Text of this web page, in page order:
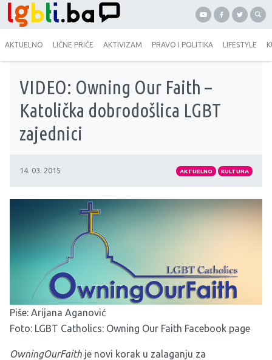
AKTUELNO LIČNE PRIČE AKTIVIZAM PRAVO I POLITIKA LIFESTYLE
VIDEO: Owning Our Faith –
Katolička dobrodošlica LGBT
zajednici
14. 03. 2015 AKTUELNO KULTURA
Piše: Arijana Aganović
Foto: LGBT Catholics: Owning Our Faith Facebook page
OwningOurFaith je novi korak u zalaganju za